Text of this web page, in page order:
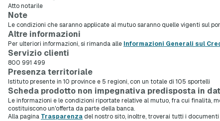
Atto notarile
Note
Le condizioni che saranno applicate al mutuo saranno quelle vigenti sul
Altre informazioni
Per ulteriori informazioni, si rimanda alle Informazioni Generali sul
Servizio clienti
800 991 499
Presenza territoriale
Istituto presente in 10 province e 5 regioni, con un totale di 105 sportelli
Scheda prodotto non impegnativa predisposta in
Le informazioni e le condizioni riportate relative al mutuo, fra cui finalità,
costituiscono un'offerta da parte della banca.
Alla pagina Trasparenza del nostro sito, inoltre, troverai tutti i